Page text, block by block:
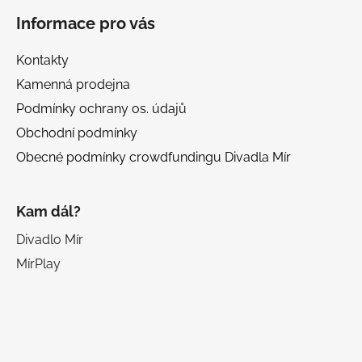
Informace pro vás
Kontakty
Kamenná prodejna
Podmínky ochrany os. údajů
Obchodní podmínky
Obecné podmínky crowdfundingu Divadla Mír
Kam dál?
Divadlo Mír
MírPlay